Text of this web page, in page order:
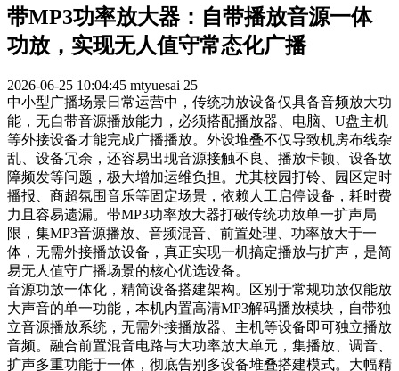
带MP3功率放大器：自带播放音源一体
功放，实现无人值守常态化广播
2026-06-25 10:04:45 mtyuesai 25
中小型广播场景日常运营中，传统功放设备仅具备音频放大功
能，无自带音源播放能力，必须搭配播放器、电脑、U盘主机
等外接设备才能完成广播播放。外设堆叠不仅导致机房布线杂
乱、设备冗余，还容易出现音源接触不良、播放卡顿、设备故
障频发等问题，极大增加运维负担。尤其校园打铃、园区定时
播报、商超氛围音乐等固定场景，依赖人工启停设备，耗时费
力且容易遗漏。带MP3功率放大器打破传统功放单一扩声局
限，集MP3音源播放、音频混音、前置处理、功率放大于一
体，无需外接播放设备，真正实现一机搞定播放与扩声，是简
易无人值守广播场景的核心优选设备。
音源功放一体化，精简设备搭建架构。区别于常规功放仅能放
大声音的单一功能，本机内置高清MP3解码播放模块，自带独
立音源播放系统，无需外接播放器、主机等设备即可独立播放
音频。融合前置混音电路与大功率放大单元，集播放、调音、
扩声多重功能于一体，彻底告别多设备堆叠搭建模式。大幅精